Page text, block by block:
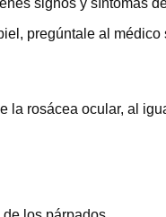
signos y síntomas
pregúntale al
la rosácea ocular, al